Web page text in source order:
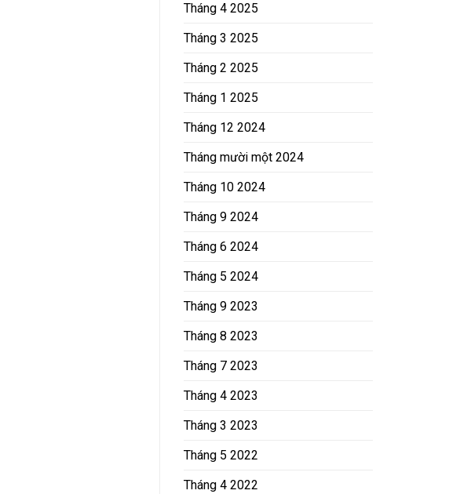
Tháng 4 2025
Tháng 3 2025
Tháng 2 2025
Tháng 1 2025
Tháng 12 2024
Tháng mười một 2024
Tháng 10 2024
Tháng 9 2024
Tháng 6 2024
Tháng 5 2024
Tháng 9 2023
Tháng 8 2023
Tháng 7 2023
Tháng 4 2023
Tháng 3 2023
Tháng 5 2022
Tháng 4 2022